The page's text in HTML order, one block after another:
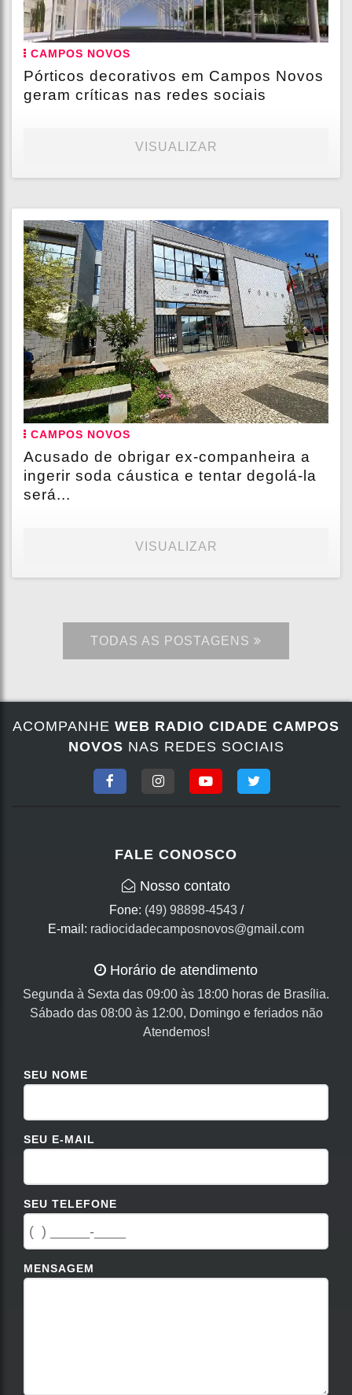
CAMPOS NOVOS
Pórticos decorativos em Campos Novos
geram críticas nas redes sociais
VISUALIZAR
CAMPOS NOVOS
Acusado de obrigar ex-companheira a
ingerir soda cáustica e tentar degolá-la
será...
VISUALIZAR
TODAS AS POSTAGENS
ACOMPANHE WEB RADIO CIDADE CAMPOS
NOVOS NAS REDES SOCIAIS
FALE CONOSCO
Nosso contato
Fone: (49) 98898-4543/
E-mail: radiocidadecamposnovos@gmail.com
Horário de atendimento
Segunda à Sexta das 09:00 às 18:00 horas de Brasília.
Sábado das 08:00 às 12:00, Domingo e feriados não
Atendemos!
SEU NOME
SEU E-MAIL
SEU TELEFONE
MENSAGEM